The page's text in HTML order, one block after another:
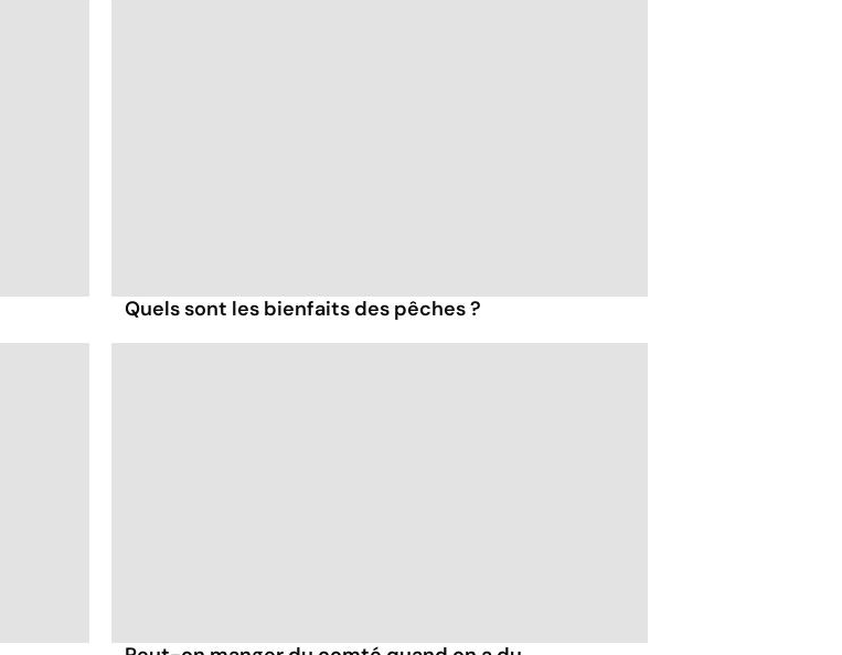
Quels sont les bienfaits des pêches ?